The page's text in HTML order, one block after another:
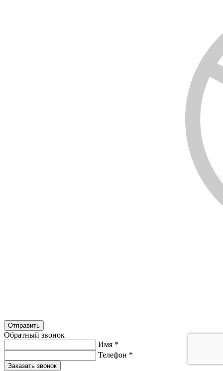
Обратный звонок
Имя *
Телефон *